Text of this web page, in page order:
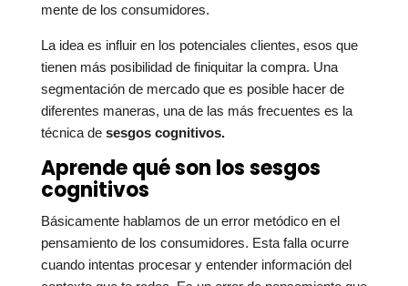
mente de los consumidores.
La idea es influir en los potenciales clientes, esos que
tienen más posibilidad de finiquitar la compra. Una
segmentación de mercado que es posible hacer de
diferentes maneras, una de las más frecuentes es la
técnica de sesgos cognitivos.
Aprende qué son los sesgos
cognitivos
Básicamente hablamos de un error metódico en el
pensamiento de los consumidores. Esta falla ocurre
cuando intentas procesar y entender información del